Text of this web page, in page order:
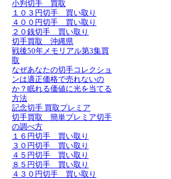
小判切手 買取
１０３円切手 買い取り
４００円切手 買い取り
２０銭切手 買い取り
切手買取 沖縄県
戦後50年メモリアル第3集買
取
なぜあなたの切手コレクショ
ンは適正価格で売れないの
か？眠れる価値に光を当てる
方法
記念切手 買取プレミア
切手買取 簡単プレミア切手
の調べ方
１６円切手 買い取り
３０円切手 買い取り
４５円切手 買い取り
８５円切手 買い取り
４３０円切手 買い取り